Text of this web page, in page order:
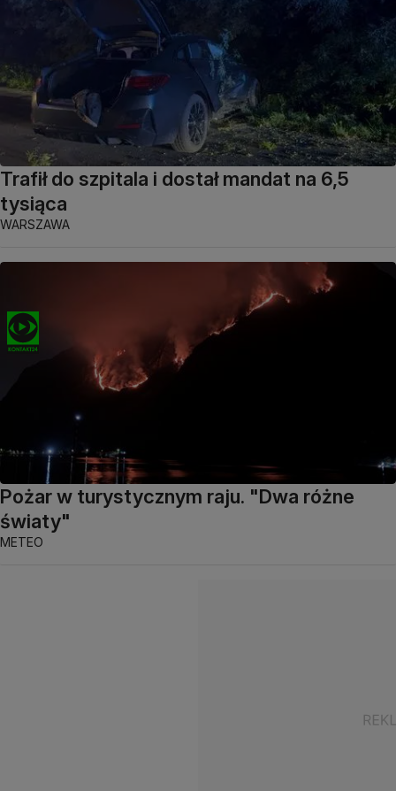
Trafił do szpitala i dostał mandat na 6,5
tysiąca
WARSZAWA
Pożar w turystycznym raju. "Dwa różne
światy"
METEO